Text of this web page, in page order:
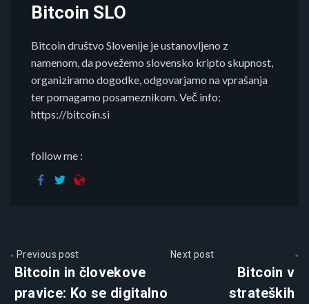
Bitcoin SLO
Bitcoin društvo Slovenije je ustanovljeno z
namenom, da povežemo slovensko kripto skupnost,
organiziramo dogodke, odgovarjamo na vprašanja
ter pomagamo posameznikom. Več info:
https://bitcoin.si
follow me :
Previous post
Bitcoin in človekove
pravice: Ko se digitalno
Next post
Bitcoin v
strateških